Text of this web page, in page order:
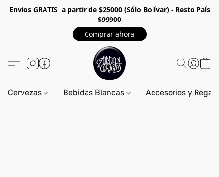
Envios GRATIS a partir de $25000 (Sólo Bolívar) - Resto País
$99900
Comprar ahora
Cervezas Bebidas Blancas Accesorios y